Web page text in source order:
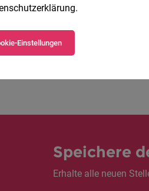
Group Vollzeit03.08.2026
vielseitig
Speichere
Erhalte alle neuen
.
Einstellungen